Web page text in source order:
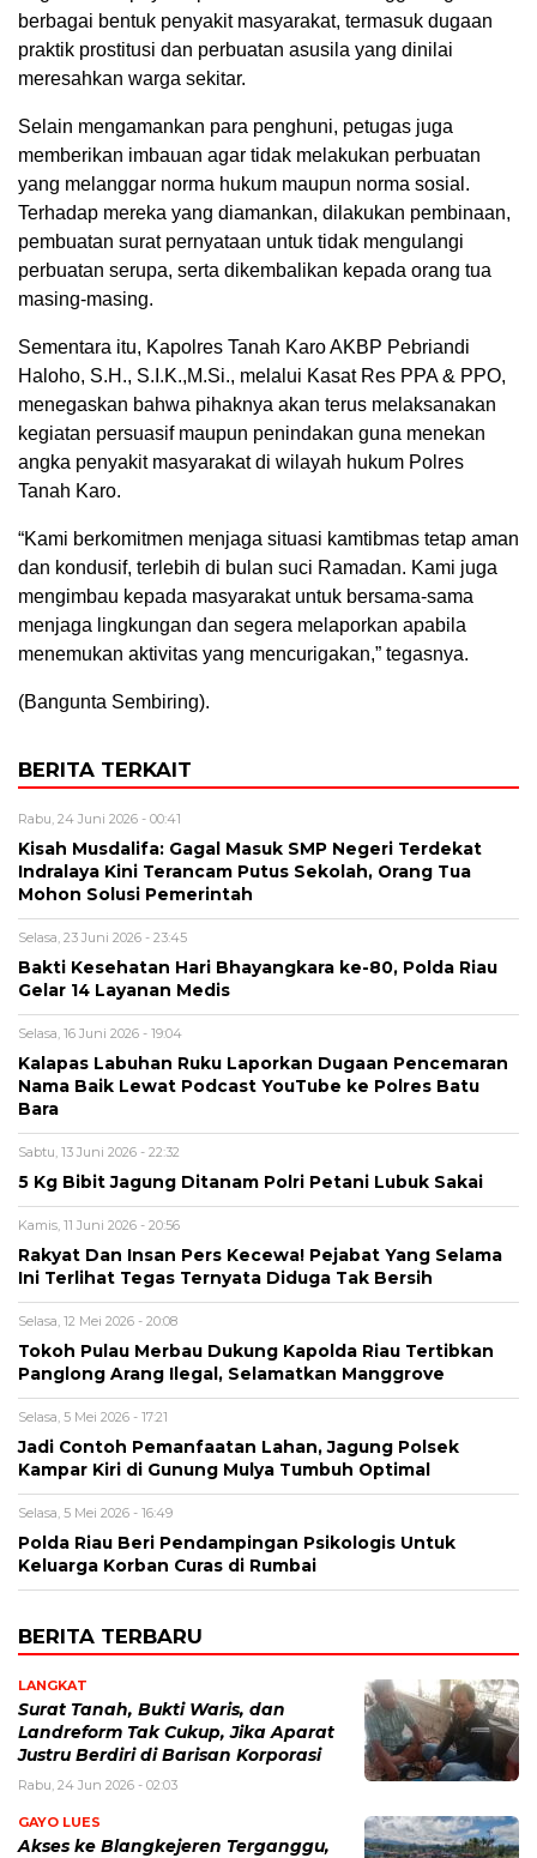
berbagai bentuk penyakit masyarakat, termasuk dugaan
praktik prostitusi dan perbuatan asusila yang dinilai
meresahkan warga sekitar.
Selain mengamankan para penghuni, petugas juga
memberikan imbauan agar tidak melakukan perbuatan
yang melanggar norma hukum maupun norma sosial.
Terhadap mereka yang diamankan, dilakukan pembinaan,
pembuatan surat pernyataan untuk tidak mengulangi
perbuatan serupa, serta dikembalikan kepada orang tua
masing-masing.
Sementara itu, Kapolres Tanah Karo AKBP Pebriandi
Haloho, S.H., S.I.K.,M.Si., melalui Kasat Res PPA & PPO,
menegaskan bahwa pihaknya akan terus melaksanakan
kegiatan persuasif maupun penindakan guna menekan
angka penyakit masyarakat di wilayah hukum Polres
Tanah Karo.
“Kami berkomitmen menjaga situasi kamtibmas tetap aman
dan kondusif, terlebih di bulan suci Ramadan. Kami juga
mengimbau kepada masyarakat untuk bersama-sama
menjaga lingkungan dan segera melaporkan apabila
menemukan aktivitas yang mencurigakan,” tegasnya.
(Bangunta Sembiring).
BERITA TERKAIT
Rabu, 24 Juni 2026 - 00:41
Kisah Musdalifa: Gagal Masuk SMP Negeri Terdekat
Indralaya Kini Terancam Putus Sekolah, Orang Tua
Mohon Solusi Pemerintah
Selasa, 23 Juni 2026 - 23:45
Bakti Kesehatan Hari Bhayangkara ke-80, Polda Riau
Gelar 14 Layanan Medis
Selasa, 16 Juni 2026 - 19:04
Kalapas Labuhan Ruku Laporkan Dugaan Pencemaran
Nama Baik Lewat Podcast YouTube ke Polres Batu
Bara
Sabtu, 13 Juni 2026 - 22:32
5 Kg Bibit Jagung Ditanam Polri Petani Lubuk Sakai
Kamis, 11 Juni 2026 - 20:56
Rakyat Dan Insan Pers Kecewa! Pejabat Yang Selama
Ini Terlihat Tegas Ternyata Diduga Tak Bersih
Selasa, 12 Mei 2026 - 20:08
Tokoh Pulau Merbau Dukung Kapolda Riau Tertibkan
Panglong Arang Ilegal, Selamatkan Manggrove
Selasa, 5 Mei 2026 - 17:21
Jadi Contoh Pemanfaatan Lahan, Jagung Polsek
Kampar Kiri di Gunung Mulya Tumbuh Optimal
Selasa, 5 Mei 2026 - 16:49
Polda Riau Beri Pendampingan Psikologis Untuk
Keluarga Korban Curas di Rumbai
BERITA TERBARU
LANGKAT
Surat Tanah, Bukti Waris, dan
Landreform Tak Cukup, Jika Aparat
Justru Berdiri di Barisan Korporasi
Rabu, 24 Jun 2026 - 02:03
GAYO LUES
Akses ke Blangkejeren Terganggu,